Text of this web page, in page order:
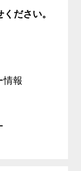
ださい。
情報